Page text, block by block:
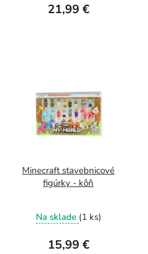
21,99 €
Minecraft stavebnicové
figúrky - kôň
Na sklade (1 ks)
15,99 €